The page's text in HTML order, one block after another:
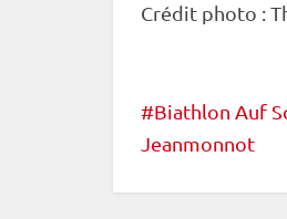
Crédit photo :
Biathlon Auf
Jeanmonnot